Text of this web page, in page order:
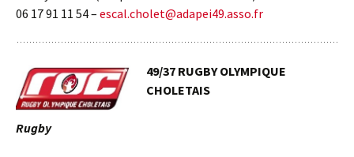
06 17 91 11 54 – escal.cholet@adapei49.asso.fr
49/37 RUGBY OLYMPIQUE
CHOLETAIS
Rugby